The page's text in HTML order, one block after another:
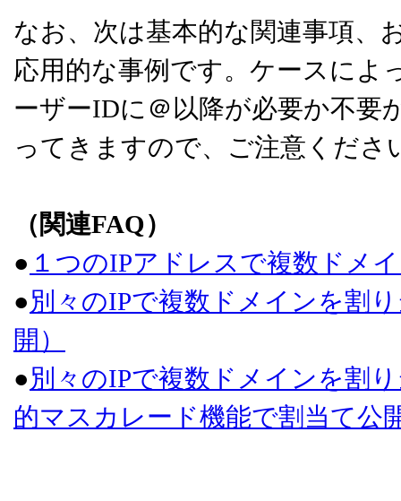
なお、次は基本的な関連事項、
応用的な事例です。ケースによ
ーザーIDに＠以降が必要か不要
ってきますので、ご注意くださ
（関連FAQ）
● １つのIPアドレスで複数ドメ
●別々のIPで複数ドメインを割
開）
●別々のIPで複数ドメインを割
的マスカレード機能で割当て公